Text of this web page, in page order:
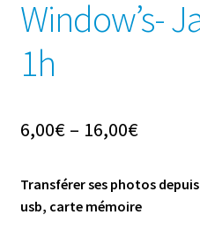
Window’s-
1h
6,00€– 16,00€
Transférer ses photos
usb, carte mémoire